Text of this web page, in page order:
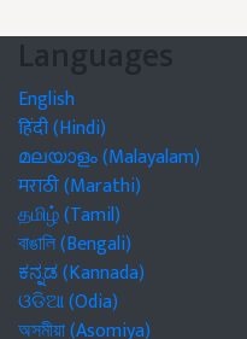
Languages
English
हिंदी (Hindi)
മലയാളം (Malayalam)
मराठी (Marathi)
தமிழ் (Tamil)
বাঙালি (Bengali)
ಕನ್ನಡ (Kannada)
ଓଡିଆ (Odia)
অসমীয়া (Asomiya)